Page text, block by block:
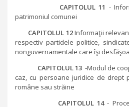
CAPITOLUL 11 -
patrimoniul comunei
CAPITOLUL 12Informaţii
respectiv partidele politice,
nonguvernamentale care îşi
CAPITOLUL 13-Modul de
caz, cu persoane juridice de drept
române sau străine
CAPITOLUL 14-